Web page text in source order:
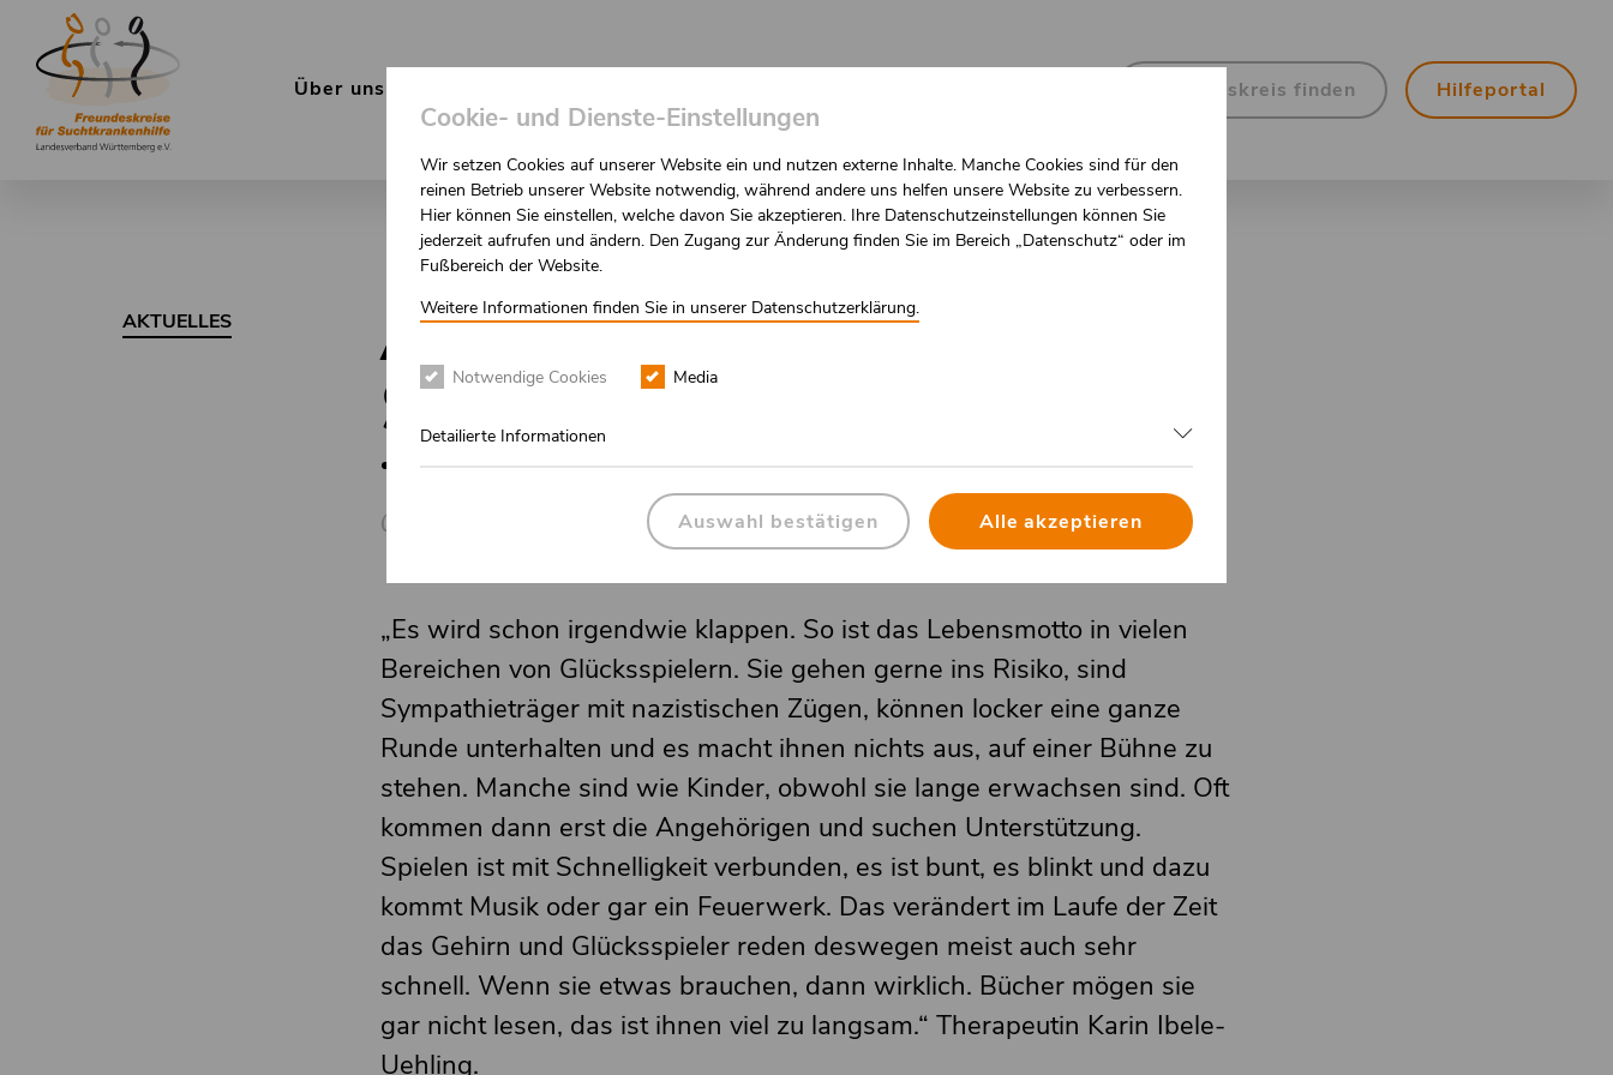
Cookie- und Dienste-Einstellungen
Wir setzen Cookies auf unserer Website ein und nutzen externe Inhalte. Manche Cookies sind für den
reinen Betrieb unserer Website notwendig, während andere uns helfen unsere Website zu verbessern.
Hier können Sie einstellen, welche davon Sie akzeptieren. Ihre Datenschutzeinstellungen können Sie
jederzeit aufrufen und ändern. Den Zugang zur Änderung finden Sie im Bereich „Datenschutz“ oder im
Fußbereich der Website.
Weitere Informationen finden Sie in unserer Datenschutzerklärung.
Notwendige Cookies Media
Detailierte Informationen
Auswahl bestätigen Alle akzeptieren
Direkt
zum
Hauptnavigation
Über uns
Hilfeportal
1.
Ebene
Hilfeportal
Freundeskreis finden
AKTUELLES AUS SPASS WIRD S
UCHT
03.07.2025
„Es wird schon irgendwie klappen. So ist das Lebensmotto in vielen
Bereichen von Glücksspielern. Sie gehen gerne ins Risiko, sind
Sympathieträger mit nazistischen Zügen, können locker eine ganze
Runde unterhalten und es macht ihnen nichts aus, auf einer Bühne zu
stehen. Manche sind wie Kinder, obwohl sie lange erwachsen sind. Oft
kommen dann erst die Angehörigen und suchen Unterstützung.
Spielen ist mit Schnelligkeit verbunden, es ist bunt, es blinkt und dazu
kommt Musik oder gar ein Feuerwerk. Das verändert im Laufe der Zeit
das Gehirn und Glücksspieler reden deswegen meist auch sehr
schnell. Wenn sie etwas brauchen, dann wirklich. Bücher mögen sie
gar nicht lesen, das ist ihnen viel zu langsam.“ Therapeutin Karin Ibele-
Uehling.